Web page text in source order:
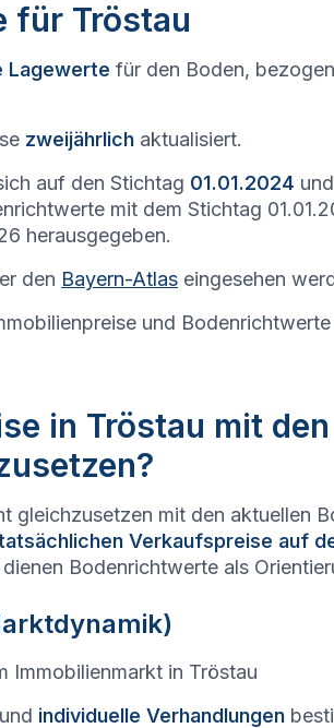
für Tröstau
Lagewerte für den Boden,
zweijährlich aktualisiert.
auf den Stichtag 01.01.2024
mit dem Stichtag
herausgegeben.
den Bayern-Atlas eingesehen
und
in Tröstau mit
gleichzusetzen mit den aktuellen
Verkaufspreise auf
Bodenrichtwerte als
Immobilienmarkt in Tröstau
und individuelle Verhandlungen